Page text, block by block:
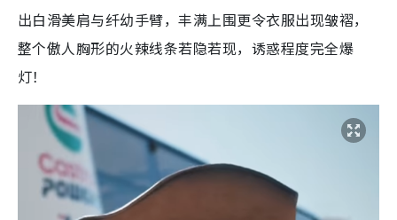
出白滑美肩与纤幼手臂，丰满上围更令衣服出现皱褶，
整个傲人胸形的火辣线条若隐若现，诱惑程度完全爆
灯！